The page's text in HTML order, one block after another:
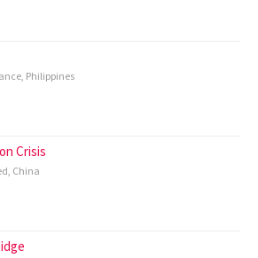
, Philippines
Crisis
, China